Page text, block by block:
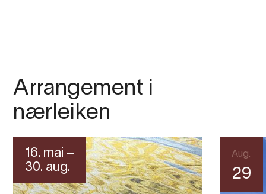
Arrangement i
nærleiken
16. mai –
30. aug.
Aug.
29